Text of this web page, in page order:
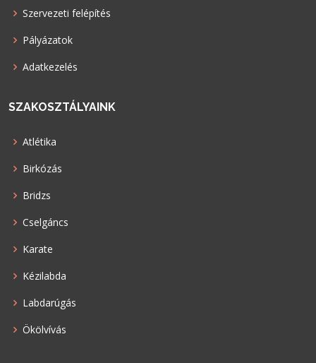
Szervezeti felépítés
Pályázatok
Adatkezelés
SZAKOSZTÁLYAINK
Atlétika
Birkózás
Bridzs
Cselgáncs
Karate
Kézilabda
Labdarúgás
Ökölvívás